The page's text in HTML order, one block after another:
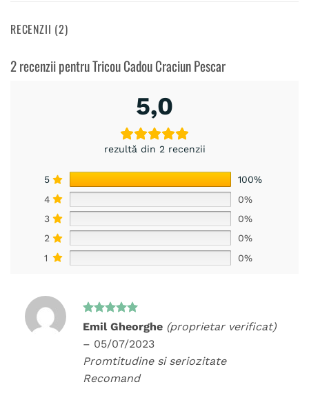
RECENZII (2)
2 recenzii pentruTricou Cadou Craciun Pescar
5,0
rezultă din 2 recenzii
5
100%
4
0%
3
0%
2
0%
1
0%
Evaluat la
Emil Gheorghe (proprietar verificat)
– 05/07/2023
Promtitudine si seriozitate
Recomand